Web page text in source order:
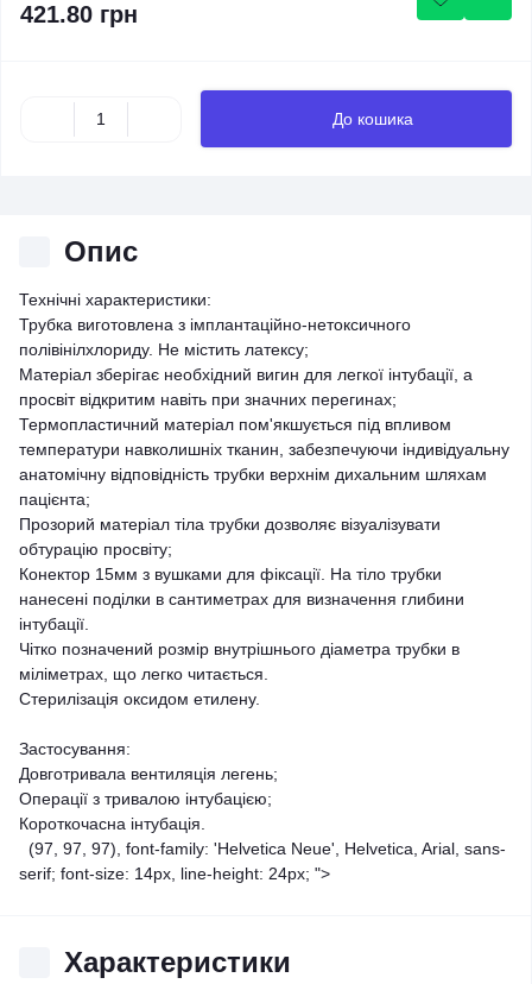
421.80 грн
До кошика
Опис
Технічні характеристики:
Трубка виготовлена з імплантаційно-нетоксичного
полівінілхлориду. Не містить латексу;
Матеріал зберігає необхідний вигин для легкої інтубації, а
просвіт відкритим навіть при значних перегинах;
Термопластичний матеріал пом'якшується під впливом
температури навколишніх тканин, забезпечуючи індивідуальну
анатомічну відповідність трубки верхнім дихальним шляхам
пацієнта;
Прозорий матеріал тіла трубки дозволяє візуалізувати
обтурацію просвіту;
Конектор 15мм з вушками для фіксації. На тіло трубки
нанесені поділки в сантиметрах для визначення глибини
інтубації.
Чітко позначений розмір внутрішнього діаметра трубки в
міліметрах, що легко читається.
Стерилізація оксидом етилену.
Застосування:
Довготривала вентиляція легень;
Операції з тривалою інтубацією;
Короткочасна інтубація.
(97, 97, 97), font-family: 'Helvetica Neue', Helvetica, Arial, sans-
serif; font-size: 14px, line-height: 24px; ">
Характеристики